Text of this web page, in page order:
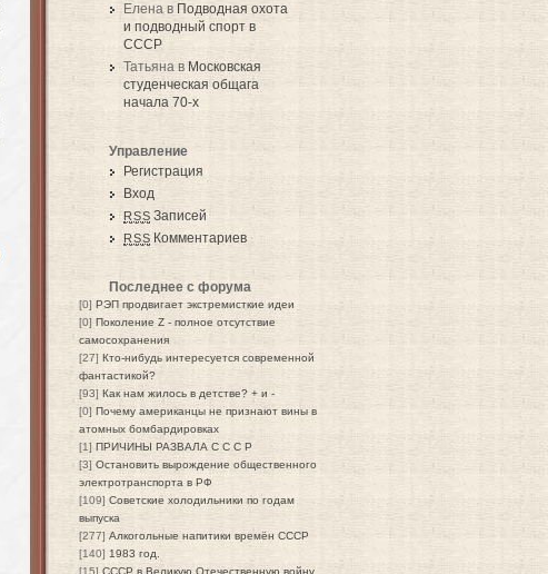
Елена в Подводная охота
и подводный спорт в
СССР
Татьяна в Московская
студенческая общага
начала 70-х
Управление
Регистрация
Вход
RSS Записей
RSS Комментариев
Последнее с форума
[0] РЭП продвигает экстремисткие идеи
[0] Поколение Z - полное отсутствие
самосохранения
[27] Кто-нибудь интересуется современной
фантастикой?
[93] Как нам жилось в детстве? + и -
[0] Почему американцы не признают вины в
атомных бомбардировках
[1] ПРИЧИНЫ РАЗВАЛА С С С Р
[3] Остановить вырождение общественного
электротранспорта в РФ
[109] Советские холодильники по годам
выпуска
[277]Алкогольные напитики времён СССР
[140] 1983 год.
[15] СССР в Великую Отечественную войну